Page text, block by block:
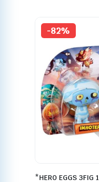
-82%
*HERO EGGS 3FIG